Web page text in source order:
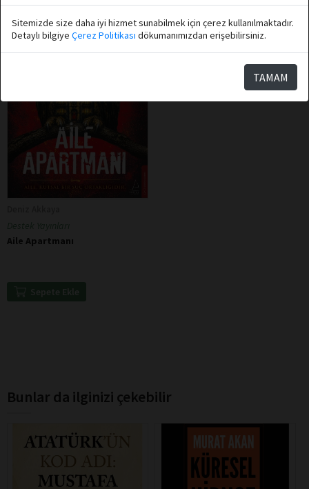
Aile Apartmanı
Bunlar da ilginizi çekebilir
Sitemizde size daha iyi hizmet sunabilmek için çerez kullanılmaktadır.
Detaylı bilgiye Çerez Politikası dökumanımızdan erişebilirsiniz.
TAMAM